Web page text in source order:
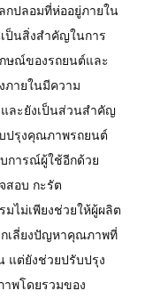
กปลอมที่ห่ออยู่ภายใน
ป็นสิ่งสำคัญในการ
ษณ์ของรถยนต์และ
ภายในมีความ
ละยังเป็นส่วนสำคัญ
ปรุงคุณภาพรถยนต์
การณ์ผู้ใช้อีกด้วย
สอบ กะรัต
มไม่เพียงช่วยให้ผู้ผลิต
เลี่ยงปัญหาคุณภาพที่
แต่ยังช่วยปรับปรุง
พโดยรวมของ